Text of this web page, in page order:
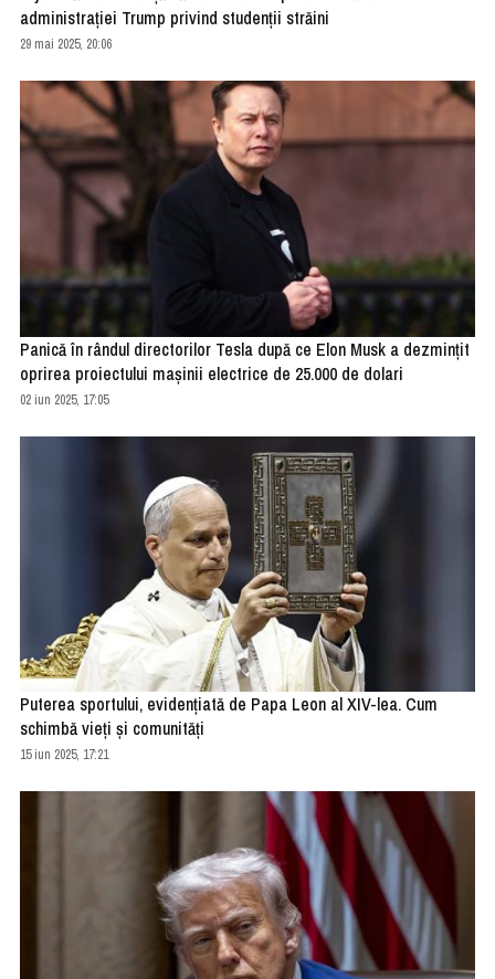
administraţiei Trump privind studenţii străini
29 mai 2025, 20:06
Panică în rândul directorilor Tesla după ce Elon Musk a dezmințit
oprirea proiectului mașinii electrice de 25.000 de dolari
02 iun 2025, 17:05
Puterea sportului, evidențiată de Papa Leon al XIV-lea. Cum
schimbă vieți și comunități
15 iun 2025, 17:21